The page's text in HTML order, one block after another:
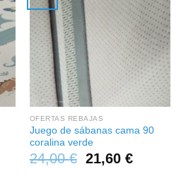
OFERTAS REBAJAS
Juego de sábanas cama 90
coralina verde
24,00€ 21,60 €